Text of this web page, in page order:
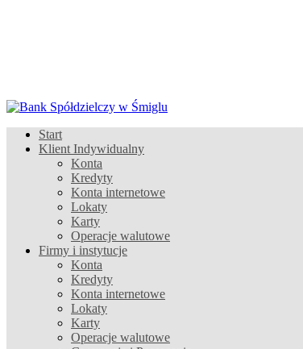
Start
Klient Indywidualny
Konta
Kredyty
Konta internetowe
Lokaty
Karty
Operacje walutowe
Firmy i instytucje
Konta
Kredyty
Konta internetowe
Lokaty
Karty
Operacje walutowe